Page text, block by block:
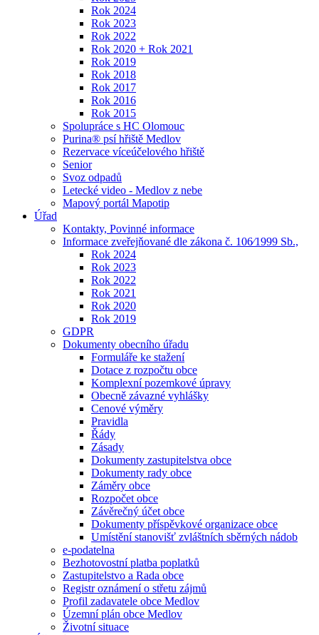
Rok 2024
Rok 2023
Rok 2022
Rok 2020 + Rok 2021
Rok 2019
Rok 2018
Rok 2017
Rok 2016
Rok 2015
Spolupráce s HC Olomouc
Purina® psí hřiště Medlov
Rezervace víceúčelového hřiště
Senior
Svoz odpadů
Letecké video - Medlov z nebe
Mapový portál Mapotip
Úřad
Kontakty, Povinné informace
Informace zveřejňované dle zákona č. 106⁄1999 Sb.,
Rok 2024
Rok 2023
Rok 2022
Rok 2021
Rok 2020
Rok 2019
GDPR
Dokumenty obecního úřadu
Formuláře ke stažení
Dotace z rozpočtu obce
Komplexní pozemkové úpravy
Obecně závazné vyhlášky
Cenové výměry
Pravidla
Řády
Zásady
Dokumenty zastupitelstva obce
Dokumenty rady obce
Záměry obce
Rozpočet obce
Závěrečný účet obce
Dokumenty příspěvkové organizace obce
Umístění stanovišť zvláštních sběrných nádob
e-podatelna
Bezhotovostní platba poplatků
Zastupitelstvo a Rada obce
Registr oznámení o střetu zájmů
Profil zadavatele obce Medlov
Územní plán obce Medlov
Životní situace